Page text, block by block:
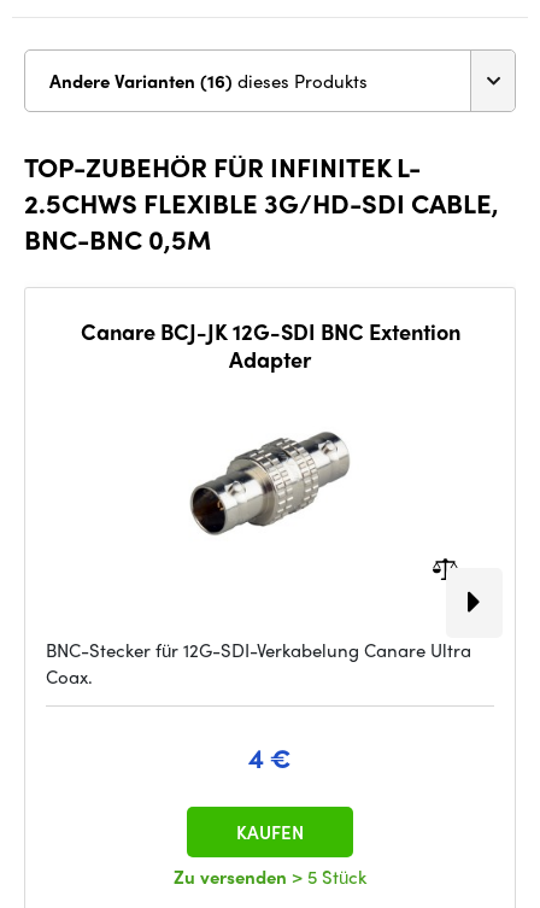
Andere Varianten (16) dieses Produkts
TOP-ZUBEHÖR FÜR INFINITEK L-
2.5CHWS FLEXIBLE 3G/HD-SDI CABLE,
BNC-BNC 0,5M
Canare BCJ-JK 12G-SDI BNC Extention
Adapter
BNC-Stecker für 12G-SDI-Verkabelung Canare Ultra
Coax.
4 €
Zu versenden > 5 Stück
KAUFEN